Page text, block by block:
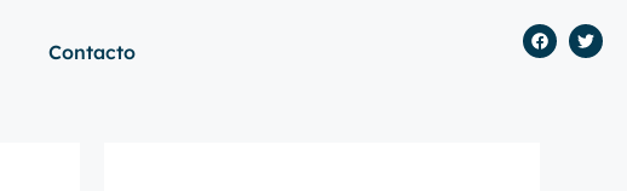
Contacto